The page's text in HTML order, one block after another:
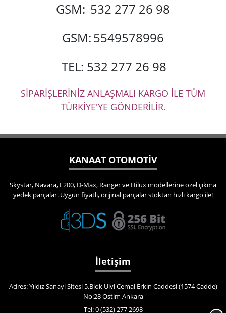
GSM: 532 277 26 98
GSM:5549578996
TEL: 532 277 26 98
SİPARİŞLERİNİZ ANLAŞMALI KARGO İLE TÜM
TÜRKİYE'YE GÖNDERİLİR.
KANAAT OTOMOTİV
Skystar, Navara, L200, D-Max, Ranger ve Hilux modellerine özel çıkma
yedek parçalar. Uygun fiyatlı, orijinal parçalar stoktan hızlı kargo ile!
İletişim
Adres: Yıldız Sanayi Sitesi 5.Blok Ulvi Cemal Erkin Caddesi (1574 Cadde)
No:28 Ostim Ankara
Tel: 0 (532) 277 2698